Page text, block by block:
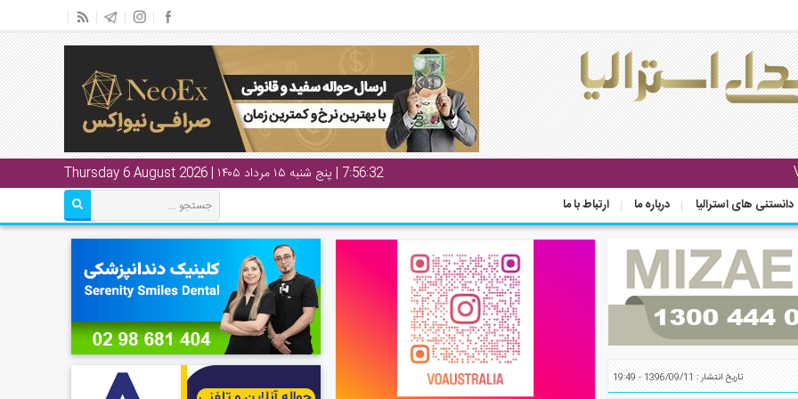
7:56:33 | پنج شنبه ۱۵ مرداد ۱۴۰۵ | Thursday 6 August 2026
دانستنی های استرالیا درباره ما ارتباط با ما
تاریخ انتشار : 1396/09/11 - 19:49